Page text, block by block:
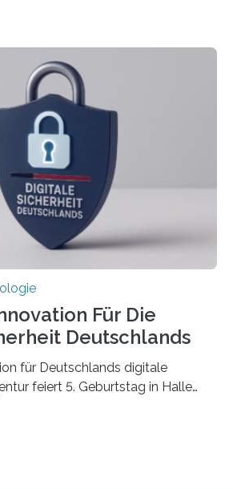
neues Marie Skłodowska-Curie
dem 1. September werden sich
von vier Jahren insgesamt 15
von CAVECORE mit
beschäftigen – also mit Robotern,
ihre Umgebung erfassen,
und häufig auch mit…
Für Die
Deutschlands
für Deutschlands digitale
feiert 5. Geburtstag in Halle
Innovation in der